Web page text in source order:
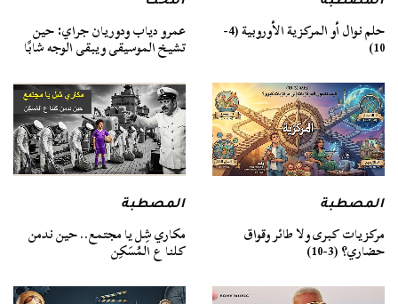
حلم نوال أو المركزية الأوروبية (4-
10)
عمرو دياب ودوريان جراي: حين
تشيخ الموسيقى ويبقى الوجه شابًا
المصطبة
مركزيات كبرى ولا طائر وقواق
حضاري؟ (3-10)
المصطبة
مكاري شِل يا مجتمع.. حين ندمن
كلنا ع المُسَكِن